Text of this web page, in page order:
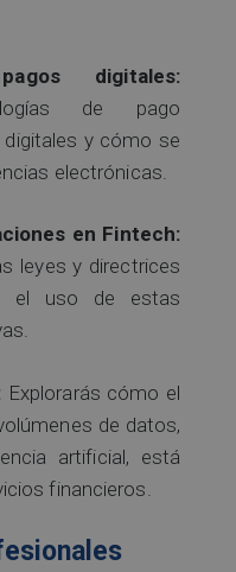
digitales:
de pago
digitales y cómo se
electrónicas.
en Fintech:
leyes y directrices
el uso de estas
Explorarás cómo el
de datos,
artificial, está
financieros.